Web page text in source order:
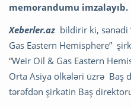
memorandumu imzalayıb.
Xeberler.az bildirir ki, sənədi
Gas Eastern Hemisphere”
“Weir Oil & Gas Eastern
Orta Asiya ölkələri üzrə Baş
tərəfdən şirkətin Baş